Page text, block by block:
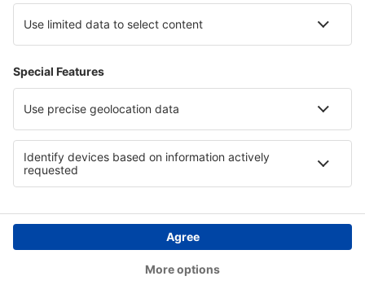
Länder
Internationale Webseiten
eSky.eu eSky.com eDestinos.com